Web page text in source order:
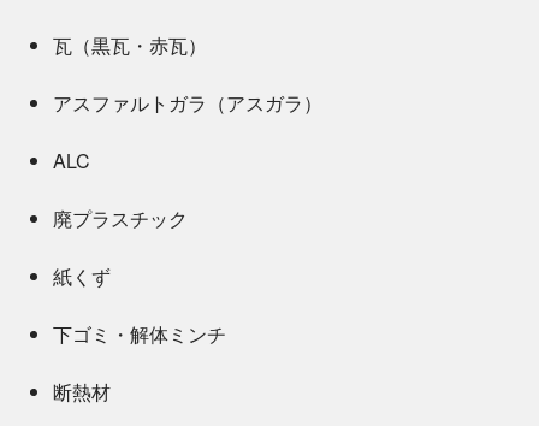
瓦（黒瓦・赤瓦）
アスファルトガラ（アスガラ）
ALC
廃プラスチック
紙くず
下ゴミ・解体ミンチ
断熱材